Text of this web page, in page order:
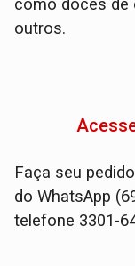
como doces de
outros.
Faça seu
do WhatsApp
telefone 3301-